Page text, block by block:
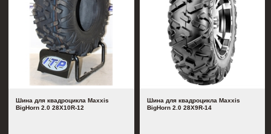
Шина для квадроцикла Maxxis
BigHorn 2.0 28X10R-12
Шина для квадроцикла Maxxis
BigHorn 2.0 28X9R-14